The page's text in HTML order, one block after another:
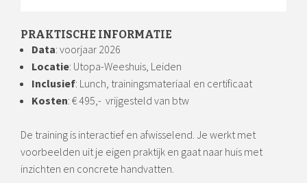
PRAKTISCHE INFORMATIE
Data: voorjaar 2026
Locatie: Utopa-Weeshuis, Leiden
Inclusief: Lunch, trainingsmateriaal en certificaat
Kosten: € 495,- vrijgesteld van btw
De training is interactief en afwisselend. Je werkt met
voorbeelden uit je eigen praktijk en gaat naar huis met
inzichten en concrete handvatten.